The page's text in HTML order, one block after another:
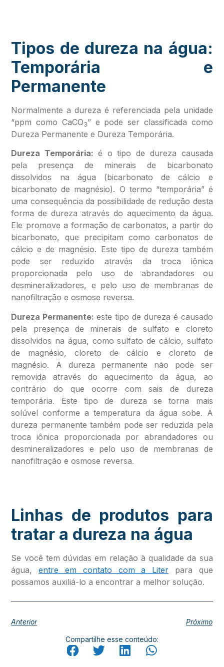
Tipos de dureza na água:
Temporária e
Permanente
Normalmente a dureza é referenciada pela unidade
“ppm como CaCO3” e pode ser classificada como
Dureza Permanente e Dureza Temporária.
Dureza Temporária: é o tipo de dureza causada
pela presença de minerais de bicarbonato
dissolvidos na água (bicarbonato de cálcio e
bicarbonato de magnésio). O termo “temporária” é
uma consequência da possibilidade de redução desta
forma de dureza através do aquecimento da água.
Ele promove a formação de carbonatos, a partir do
bicarbonato, que precipitam como carbonatos de
cálcio e de magnésio. Este tipo de dureza também
pode ser reduzido através da troca iônica
proporcionada pelo uso de abrandadores ou
desmineralizadores, e pelo uso de membranas de
nanofiltração e osmose reversa.
Dureza Permanente:este tipo de dureza é causado
pela presença de minerais de sulfato e cloreto
dissolvidos na água, como sulfato de cálcio, sulfato
de magnésio, cloreto de cálcio e cloreto de
magnésio. A dureza permanente não pode ser
removida através do aquecimento da água, ao
contrário do que ocorre com sais de dureza
temporária. Este tipo de dureza se torna mais
solúvel conforme a temperatura da água sobe. A
dureza permanente também pode ser reduzida pela
troca iônica proporcionada por abrandadores ou
desmineralizadores e pelo uso de membranas de
nanofiltração e osmose reversa.
Linhas de produtos para
tratar a dureza na água
Se você tem dúvidas em relação à qualidade da sua
água,entre em contato com a Liter para que
possamos auxiliá-lo a encontrar a melhor solução.
Anterior Próximo
Compartilhe esse conteúdo: